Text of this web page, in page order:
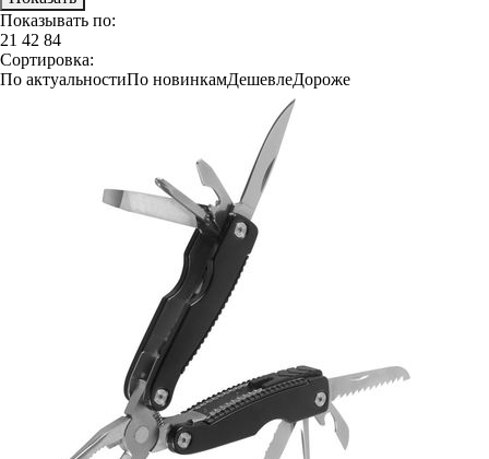
Показывать по:
21 42 84
Сортировка:
По актуальностиПо новинкамДешевлеДороже